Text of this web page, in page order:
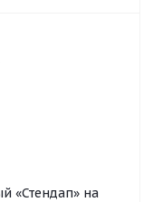
«Стендап» на